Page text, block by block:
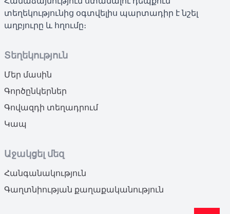
տեղեկությունից օգտվելիս պարտադիր է նշել
աղբյուրը և հղումը։
Տեղեկություն
Մեր մասին
Գործընկերներ
Գովազդի տեղադրում
Կապ
Աջակցել մեզ
Հանգանակություն
Գաղտնիության քաղաքականություն